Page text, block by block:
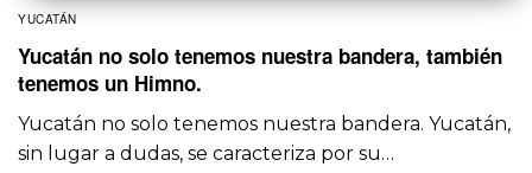
YUCATÁN
Yucatán no solo tenemos nuestra bandera, también
tenemos un Himno.
Yucatán no solo tenemos nuestra bandera. Yucatán,
sin lugar a dudas, se caracteriza por su…